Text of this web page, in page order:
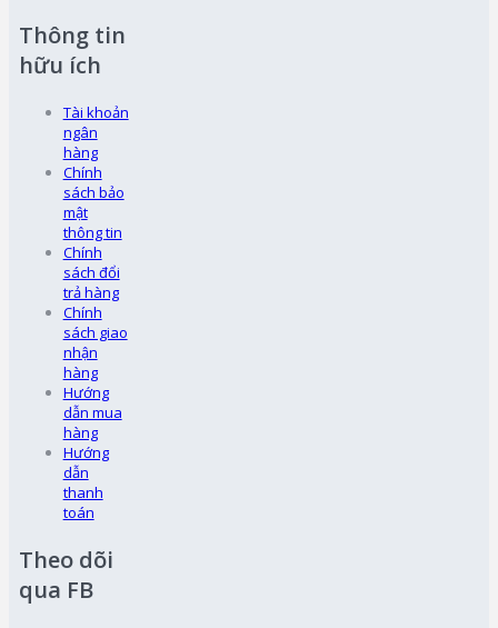
Thông tin
hữu ích
Tài khoản
ngân
hàng
Chính
sách bảo
mật
thông tin
Chính
sách đổi
trả hàng
Chính
sách giao
nhận
hàng
Hướng
dẫn mua
hàng
Hướng
dẫn
thanh
toán
Theo dõi
qua FB